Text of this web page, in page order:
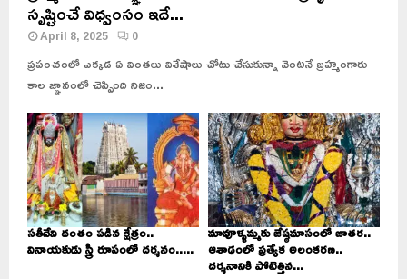
సృష్టించే విధ్వంసం ఇదే...
April 8, 2025 0
ప్రపంచంలో ఎక్కడ ఏ వింతలు విశేషాలు చోటు చేసుకున్నా వెంటనే బ్రహ్మంగారు
కాల జ్ఞానంలో చెప్పింది నిజం...
సతీదేవి దంతం పడిన క్షేత్రం..
వినాయకుడు స్త్రీ రూపంలో దర్శనం.....
మావూళ్ళమ్మకు జేష్ఠమాసంలో జాతర..
ఆశాఢంలో ప్రత్యేక అలంకరణ..
దర్శనానికి పోటెత్తిన...